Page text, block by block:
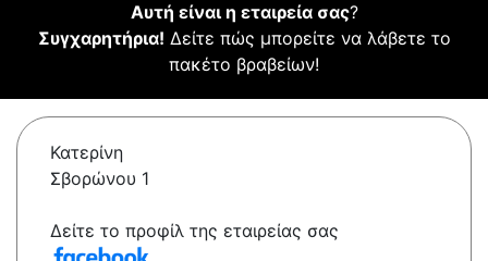
Αυτή είναι η εταιρεία σας?
Συγχαρητήρια! Δείτε πώς μπορείτε να λάβετε το
πακέτο βραβείων!
Κατερίνη
Σβορώνου 1
Δείτε το προφίλ της εταιρείας σας